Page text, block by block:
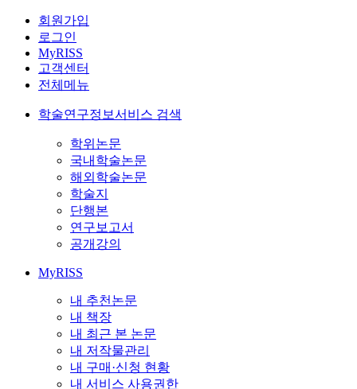
회원가입
로그인
MyRISS
고객센터
전체메뉴
학술연구정보서비스 검색
학위논문
국내학술논문
해외학술논문
학술지
단행본
연구보고서
공개강의
MyRISS
내 추천논문
내 책장
내 최근 본 논문
내 저작물관리
내 구매·신청 현황
내 서비스 사용권한